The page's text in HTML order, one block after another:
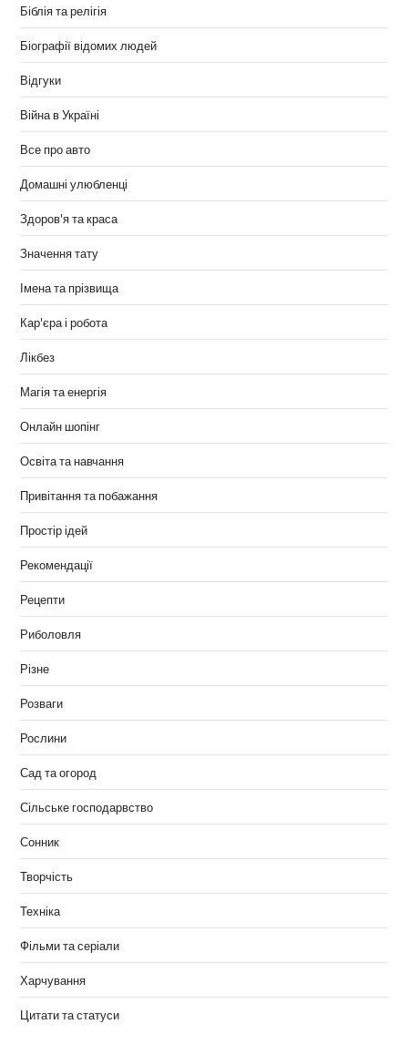
Біблія та релігія
Біографії відомих людей
Відгуки
Війна в Україні
Все про авто
Домашні улюбленці
Здоров'я та краса
Значення тату
Імена та прізвища
Кар'єра і робота
Лікбез
Магія та енергія
Онлайн шопінг
Освіта та навчання
Привітання та побажання
Простір ідей
Рекомендації
Рецепти
Риболовля
Різне
Розваги
Рослини
Сад та огород
Сільське господарвство
Сонник
Творчість
Техніка
Фільми та серіали
Харчування
Цитати та статуси